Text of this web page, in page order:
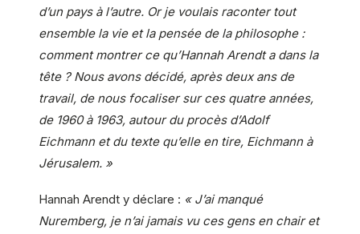
d’un pays à l’autre. Or je voulais raconter tout
ensemble la vie et la pensée de la philosophe :
comment montrer ce qu’Hannah Arendt a dans la
tête ? Nous avons décidé, après deux ans de
travail, de nous focaliser sur ces quatre années,
de 1960 à 1963, autour du procès d’Adolf
Eichmann et du texte qu’elle en tire, Eichmann à
Jérusalem. »
Hannah Arendt y déclare : « J’ai manqué
Nuremberg, je n’ai jamais vu ces gens en chair et